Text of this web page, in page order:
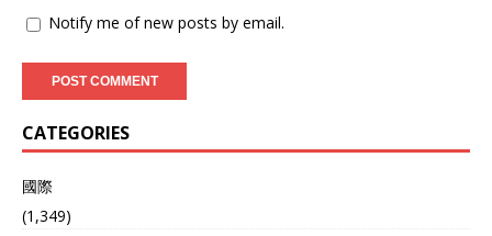
Notify me of new posts by email.
CATEGORIES
國際
(1,349)